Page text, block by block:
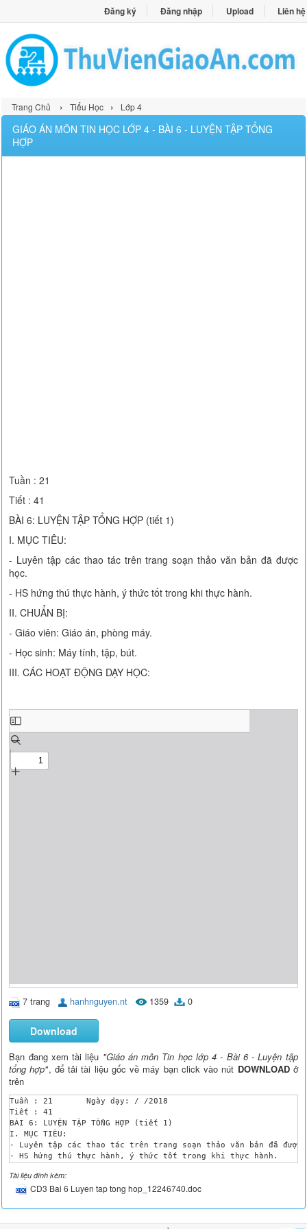
Đăng ký Đăng nhập Upload Liên hệ
Trang Chủ › Tiểu Học › Lớp 4
GIÁO ÁN MÔN TIN HỌC LỚP 4 - BÀI 6 - LUYỆN TẬP TỔNG
HỢP
Tuần : 21
Tiết : 41
BÀI 6: LUYỆN TẬP TỔNG HỢP (tiết 1)
I. MỤC TIÊU:
- Luyên tập các thao tác trên trang soạn thảo văn bản đã được
học.
- HS hứng thú thực hành, ý thức tốt trong khi thực hành.
II. CHUẨN BỊ:
- Giáo viên: Giáo án, phòng máy.
- Học sinh: Máy tính, tập, bút.
III. CÁC HOẠT ĐỘNG DẠY HỌC:
7 trang hanhnguyen.nt 1359 0
Download
Bạn đang xem tài liệu "Giáo án môn Tin học lớp 4 - Bài 6 - Luyện tập
tổng hợp", để tải tài liệu gốc về máy bạn click vào nút DOWNLOADở
trên
Tuần : 21	Ngày dạy: / /2018
Tiết : 41
BÀI 6: LUYỆN TẬP TỔNG HỢP (tiết 1)
I. MỤC TIÊU:
- Luyên tập các thao tác trên trang soạn thảo văn bản đã được
- HS hứng thú thực hành, ý thức tốt trong khi thực hành.
II. CHUẨN BỊ:
- Giáo viên: Giáo án, phòng máy.
- Học sinh: Máy tính, tập, bút.
TG
HOẠT ĐỘNG CỦA GIÁO VIÊN
Tài liệu đính kèm:
CD3 Bai 6 Luyen tap tong hop_12246740.doc